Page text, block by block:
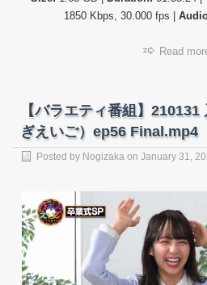
1850 Kbps, 30.000 fps |
Read
【バラエティ番組】
ぎえいご）ep56 Final.mp4
Posted by Nogizaka on January 31,